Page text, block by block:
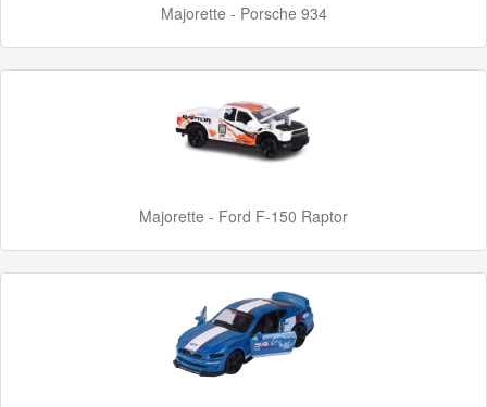
Majorette - Porsche 934
Majorette - Ford F-150 Raptor